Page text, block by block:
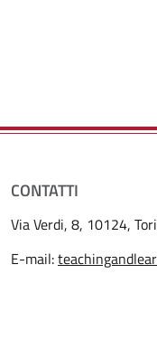
CONTATTI
Via Verdi, 8, 10124,
E-mail: